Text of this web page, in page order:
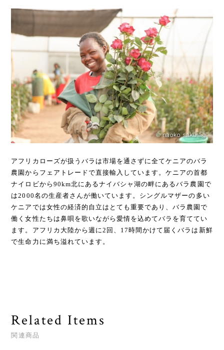
アフリカローズが扱うバラは市場を通さずに全てケニアのバラ
農園からフェアトレードで直接輸入しています。ケニアの首都
ナイロビから90km北にあるナイバシャ湖の畔にあるバラ農園で
は2000名の生産者さんが働いています。シングルマザーの多い
ケニアでは女性の経済的自立はとても重要であり、バラ農園で
働く女性たちは鼻唄を歌いながら愛情を込めてバラを育ててい
ます。アフリカ大陸から週に2回、17時間かけて届くバラは新鮮
で生命力に満ち溢れています。
Related Items
関連商品